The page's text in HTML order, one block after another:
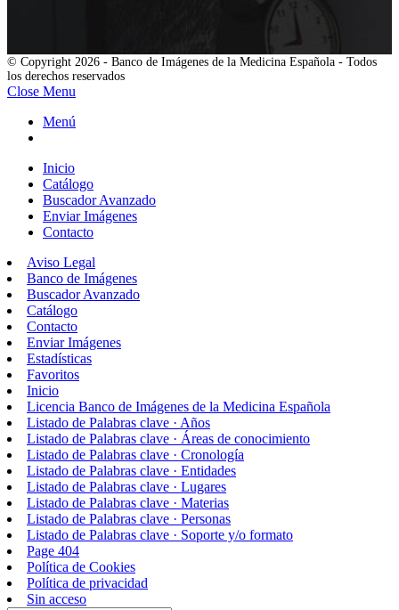
© Copyright 2026 - Banco de Imágenes de la Medicina Española - Todos
los derechos reservados
Close Menu
Menú
Inicio
Catálogo
Buscador Avanzado
Enviar Imágenes
Contacto
Aviso Legal
Banco de Imágenes
Buscador Avanzado
Catálogo
Contacto
Enviar Imágenes
Estadísticas
Favoritos
Inicio
Licencia Banco de Imágenes de la Medicina Española
Listado de Palabras clave · Años
Listado de Palabras clave · Áreas de conocimiento
Listado de Palabras clave · Cronología
Listado de Palabras clave · Entidades
Listado de Palabras clave · Lugares
Listado de Palabras clave · Materias
Listado de Palabras clave · Personas
Listado de Palabras clave · Soporte y/o formato
Page 404
Política de Cookies
Política de privacidad
Sin acceso